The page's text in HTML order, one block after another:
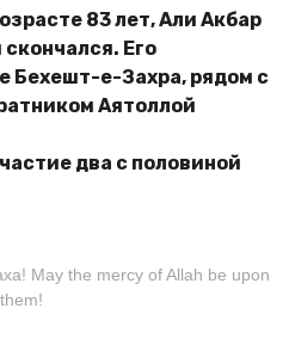
83 лет, Али Акбар
Его
Бехешт-е-Захра, рядом с
Аятоллой
два с половиной
May the mercy of Allah be upon
them!